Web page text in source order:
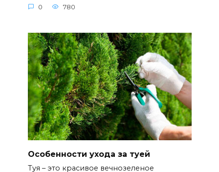
0 780
Особенности ухода за туей
Туя – это красивое вечнозеленое